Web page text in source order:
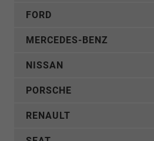
FORD
MERCEDES-BENZ
NISSAN
PORSCHE
RENAULT